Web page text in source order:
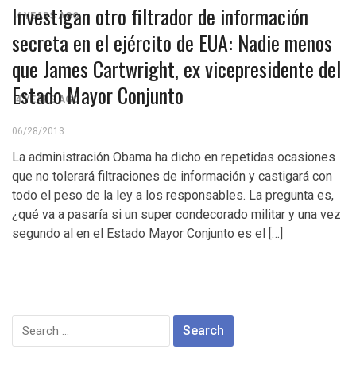
4 YEARS AGO
¡Finalmente! Cámara de Representantes obtiene
declaraciones de impuestos de Donald Trump
4 YEARS AGO
¡Culpable! Jurado en Washington D.C. falla en contra
Steward Rhodes, fundador de violento, grupo
paramilitar
Investigan otro filtrador de información
secreta en el ejército de EUA: Nadie menos
que James Cartwright, ex vicepresidente del
Estado Mayor Conjunto
06/28/2013
La administración Obama ha dicho en repetidas ocasiones
que no tolerará filtraciones de información y castigará con
todo el peso de la ley a los responsables. La pregunta es,
¿qué va a pasaría si un super condecorado militar y una vez
segundo al en el Estado Mayor Conjunto es el […]
Search
for: